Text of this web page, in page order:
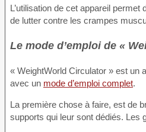
L’utilisation de cet appareil
de lutter contre les crampes
Le mode d’emploi de «
« WeightWorld Circulator » est un
avec un mode d’emploi complet.
La première chose à faire, est de
supports qui leur sont dédiés. Les